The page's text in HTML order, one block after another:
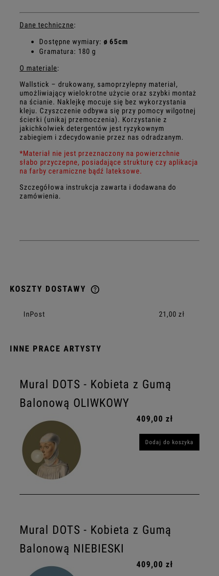
Dane techniczne:
Dostępne wymiary: ø 65cm
Gramatura: 180 g
O materiale:
Wallstick – drukowany, samoprzylepny materiał,
umożliwiający wielokrotne użycie oraz szybki montaż
na ścianie. Naklejkę mocuje się bez wykorzystania
kleju. Czyszczenie odbywa się przy pomocy wilgotnej
ścierki (unikaj przemoczenia). Korzystanie z
jakichkolwiek detergentów jest ryzykownym
zabiegiem i zdecydowanie przez nas odradzanym.
*Materiał nie jest przeznaczony na powierzchnie
słabo przyczepne, posiadające strukturę czy aplikacja
na farby ceramiczne bądź lateksowe.
Szczegółowa instrukcja zawarta i dodawana do
zamówienia.
KOSZTY DOSTAWY
InPost 21,00 zł
INNE PRACE ARTYSTY
Mural DOTS - Kobieta z Gumą
Balonową OLIWKOWY
409,00 zł
Dodaj do koszyka
Mural DOTS - Kobieta z Gumą
Balonową NIEBIESKI
409,00 zł